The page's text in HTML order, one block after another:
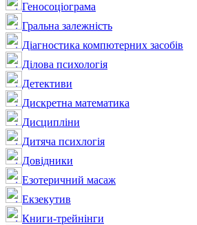
Геносоціограма
Гральна залежність
Діагностика компютерних засобів
Ділова психологія
Детективи
Дискретна математика
Дисципліни
Дитяча психлогія
Довідники
Езотеричний масаж
Екзекутив
Книги-трейнінги